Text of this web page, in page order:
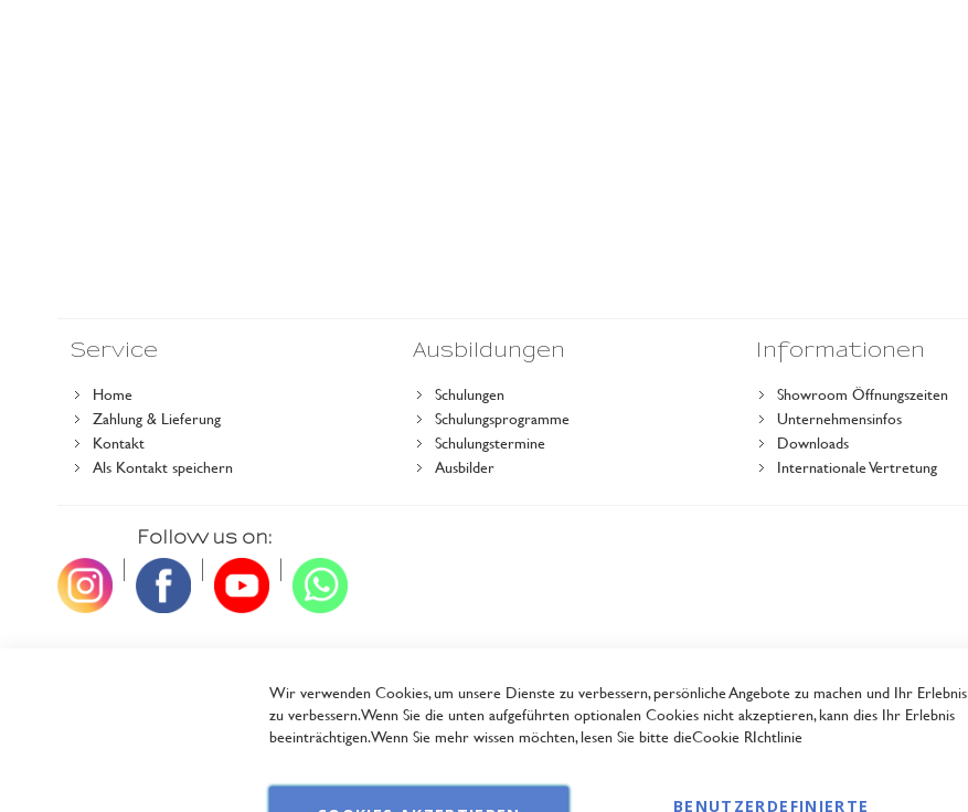
Service
Home
Zahlung & Lieferung
Kontakt
Als Kontakt speichern
Ausbildungen
Schulungen
Schulungsprogramme
Schulungstermine
Ausbilder
Informationen
Showroom Öffnungszeiten
Unternehmensinfos
Downloads
Internationale Vertretung
Follow us on:
Wir verwenden Cookies, um unsere Dienste zu verbessern, persönliche Angebote zu machen und Ihr Erlebnis
zu verbessern. Wenn Sie die unten aufgeführten optionalen Cookies nicht akzeptieren, kann dies Ihr Erlebnis
beeinträchtigen. Wenn Sie mehr wissen möchten, lesen Sie bitte dieCookie RIchtlinie
BENUTZERDEFINIERTE